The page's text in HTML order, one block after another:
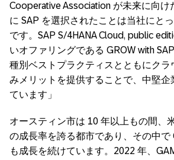
Cooperative Association が未来に向け
に SAP を選択されたことは当社にと
です。SAP S/4HANA Cloud, public
いオファリングである GROW with
種別ベストプラクティスとともにクラ
みメリットを提供することで、中堅企
ています」
オースティン市は 10 年以上もの間、
の成長率を誇る都市であり、その中で
も成長を続けています。2022 年、